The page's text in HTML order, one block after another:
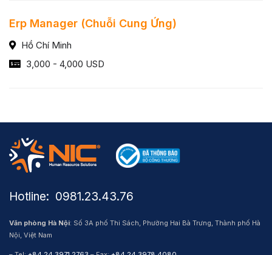
Erp Manager (Chuỗi Cung Ứng)
Hồ Chí Minh
3,000 - 4,000 USD
Hotline: ​ 0981.23.43.76
Văn phòng Hà Nội: Số 3A phố Thi Sách, Phường Hai Bà Trưng, Thành phố Hà
Nội, Việt Nam